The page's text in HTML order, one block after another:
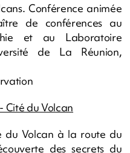
Conférence animée
de conférences au
et au Laboratoire
de La Réunion,
Cité du Volcan
du Volcan à la route du
des secrets du